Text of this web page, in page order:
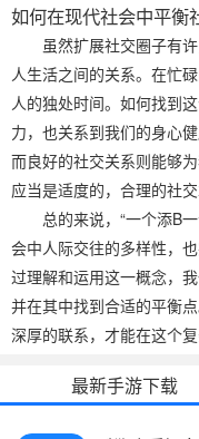
如何在现代社会中平衡
虽然扩展社交圈子有
人生活之间的关系。在忙
人的独处时间。如何找到
力，也关系到我们的身心
而良好的社交关系则能够
应当是适度的，合理的社交
总的来说，“一个添B
会中人际交往的多样性，
过理解和运用这一概念，
并在其中找到合适的平衡
深厚的联系，才能在这个复
最新手游下载